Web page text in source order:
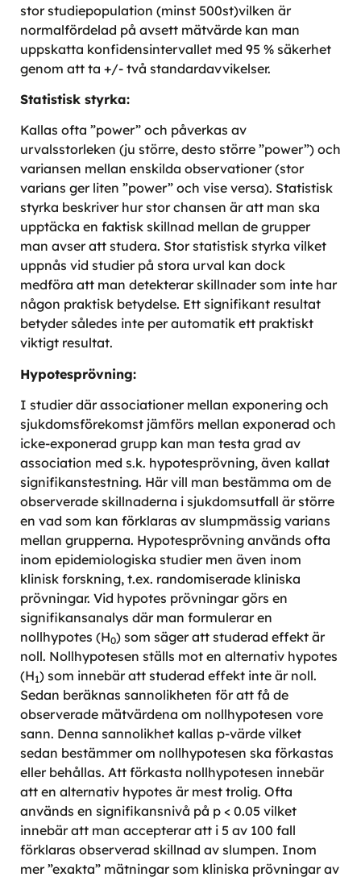
stor studiepopulation (minst 500st)vilken är
normalfördelad på avsett mätvärde kan man
uppskatta konfidensintervallet med 95 % säkerhet
genom att ta +/- två standardavvikelser.
Statistisk styrka:
Kallas ofta ”power” och påverkas av
urvalsstorleken (ju större, desto större ”power”) och
variansen mellan enskilda observationer (stor
varians ger liten ”power” och vise versa). Statistisk
styrka beskriver hur stor chansen är att man ska
upptäcka en faktisk skillnad mellan de grupper
man avser att studera. Stor statistisk styrka vilket
uppnås vid studier på stora urval kan dock
medföra att man detekterar skillnader som inte har
någon praktisk betydelse. Ett signifikant resultat
betyder således inte per automatik ett praktiskt
viktigt resultat.
Hypotesprövning:
I studier där associationer mellan exponering och
sjukdomsförekomst jämförs mellan exponerad och
icke-exponerad grupp kan man testa grad av
association med s.k. hypotesprövning, även kallat
signifikanstestning. Här vill man bestämma om de
observerade skillnaderna i sjukdomsutfall är större
en vad som kan förklaras av slumpmässig varians
mellan grupperna. Hypotesprövning används ofta
inom epidemiologiska studier men även inom
klinisk forskning, t.ex. randomiserade kliniska
prövningar. Vid hypotes prövningar görs en
signifikansanalys där man formulerar en
nollhypotes (H0) som säger att studerad effekt är
noll. Nollhypotesen ställs mot en alternativ hypotes
(H1) som innebär att studerad effekt inte är noll.
Sedan beräknas sannolikheten för att få de
observerade mätvärdena om nollhypotesen vore
sann. Denna sannolikhet kallas p-värde vilket
sedan bestämmer om nollhypotesen ska förkastas
eller behållas. Att förkasta nollhypotesen innebär
att en alternativ hypotes är mest trolig. Ofta
används en signifikansnivå på p < 0.05 vilket
innebär att man accepterar att i 5 av 100 fall
förklaras observerad skillnad av slumpen. Inom
mer ”exakta” mätningar som kliniska prövningar av